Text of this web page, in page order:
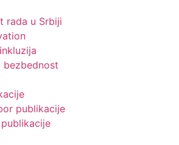
rada u Srbiji
bezbednost
publikacije